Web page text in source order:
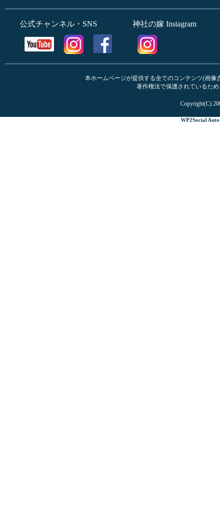
公式チャンネル・SNS 神社の嫁 Instagram
本ホームページが提供する全てのコンテンツ(画
著作権法で保護されているた
Copyright(C)
WP2Social